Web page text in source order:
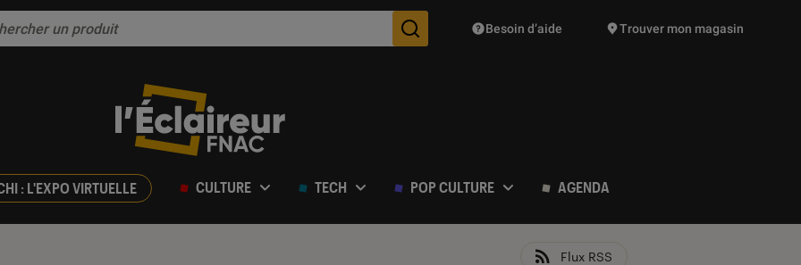
Des suggestions de produits vont vous être proposées
Besoin d’aide Trouver mon magasin
: L'EXPO VIRTUELLE CULTURE TECH POP CULTURE AGENDA
Flux RSS